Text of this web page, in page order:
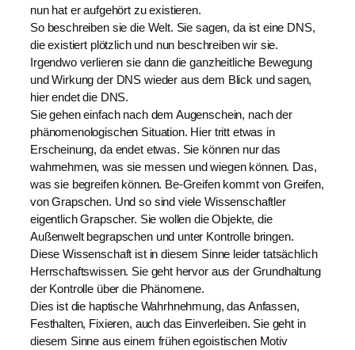
nun hat er aufgehört zu existieren.
So beschreiben sie die Welt. Sie sagen, da ist eine DNS,
die existiert plötzlich und nun beschreiben wir sie.
Irgendwo verlieren sie dann die ganzheitliche Bewegung
und Wirkung der DNS wieder aus dem Blick und sagen,
hier endet die DNS.
Sie gehen einfach nach dem Augenschein, nach der
phänomenologischen Situation. Hier tritt etwas in
Erscheinung, da endet etwas. Sie können nur das
wahrnehmen, was sie messen und wiegen können. Das,
was sie begreifen können. Be-Greifen kommt von Greifen,
von Grapschen. Und so sind viele Wissenschaftler
eigentlich Grapscher. Sie wollen die Objekte, die
Außenwelt begrapschen und unter Kontrolle bringen.
Diese Wissenschaft ist in diesem Sinne leider tatsächlich
Herrschaftswissen. Sie geht hervor aus der Grundhaltung
der Kontrolle über die Phänomene.
Dies ist die haptische Wahrhnehmung, das Anfassen,
Festhalten, Fixieren, auch das Einverleiben. Sie geht in
diesem Sinne aus einem frühen egoistischen Motiv